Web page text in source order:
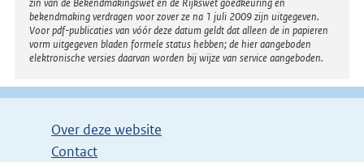
bekendmaking verdragen voor zover ze na 1 juli 2009 zijn uitgegeven.
Voor pdf-publicaties van vóór deze datum geldt dat alleen de in papieren
vorm uitgegeven bladen formele status hebben; de hier aangeboden
elektronische versies daarvan worden bij wijze van service aangeboden.
Over deze website
Contact